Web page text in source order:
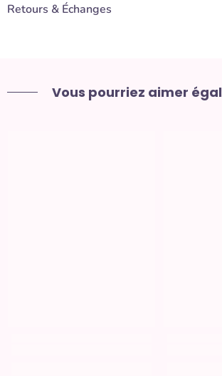
Retours & Échanges
Vous pourriez aimer